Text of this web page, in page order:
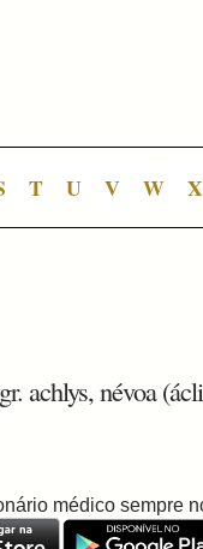
T U V W X
achlys, névoa
médico sempre